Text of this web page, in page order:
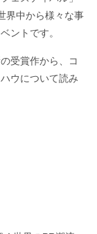
界中から様々な事
ントです。
受賞作から、コ
ウについて読み